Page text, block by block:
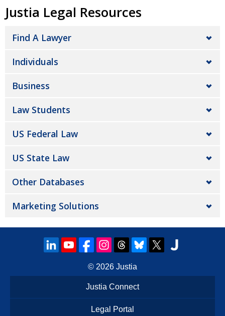
Justia Legal Resources
Find A Lawyer
Individuals
Business
Law Students
US Federal Law
US State Law
Other Databases
Marketing Solutions
© 2026 Justia
Justia Connect
Legal Portal